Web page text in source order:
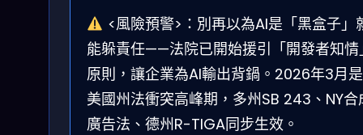
<風險預警>：別再以為AI是「黑盒子」
能躲責任——法院已開始援引「開發者知情
原則，讓企業為AI輸出背鍋。2026年3月是
美國州法衝突高峰期，多州SB 243、NY合
廣告法、德州R-TIGA同步生效。